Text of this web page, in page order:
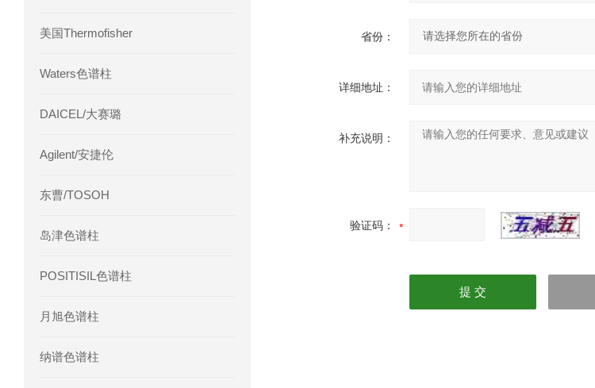
美国Thermofisher
Waters色谱柱
DAICEL/大赛璐
Agilent/安捷伦
东曹/TOSOH
岛津色谱柱
POSITISIL色谱柱
月旭色谱柱
纳谱色谱柱
省份：
详细地址：
补充说明：
验证码：